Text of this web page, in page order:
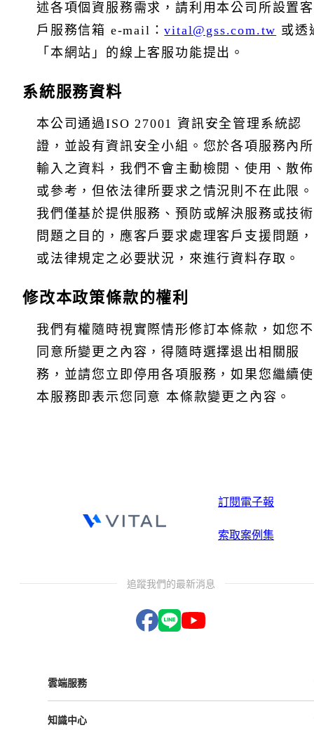
述各項個資服務需求，請利用本公司所設置客
戶服務信箱 e-mail：vital@gss.com.tw 或透
「本網站」的線上客服功能提出。
系統服務資料
本公司通過ISO 27001 資訊安全管理系統認
證，並設有資訊安全小組。您於各項服務內所
輸入之資料，我們不會主動檢閱、使用、散佈
或參考，但依法律所要求之情況則不在此限。
我們僅基於提供服務、預防或解決服務或技術
問題之目的，應客戶要求處理客戶支援問題，
或法律規定之必要狀況，來進行資料存取。
修改本政策條款的權利
我們有權隨時視實際情形修訂本條款，如您不
同意所變更之內容，得隨時選擇退出相關服
務，並請您立即停用各項服務，如果您繼續使
本服務即表示您同意 本條款變更之內容。
訂閱電子報
索取案例集
追蹤我們的最新消息
雲端服務
Vital NetZero
知識中心